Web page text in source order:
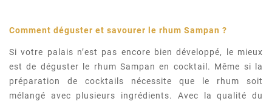
Comment déguster et savourer le rhum Sampan ?
Si votre palais n’est pas encore bien développé, le mieux
est de déguster le rhum Sampan en cocktail. Même si la
préparation de cocktails nécessite que le rhum soit
mélangé avec plusieurs ingrédients. Avec la qualité du